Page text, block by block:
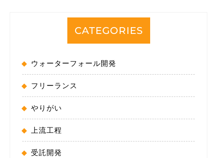
CATEGORIES
ウォーターフォール開発
フリーランス
やりがい
上流工程
受託開発